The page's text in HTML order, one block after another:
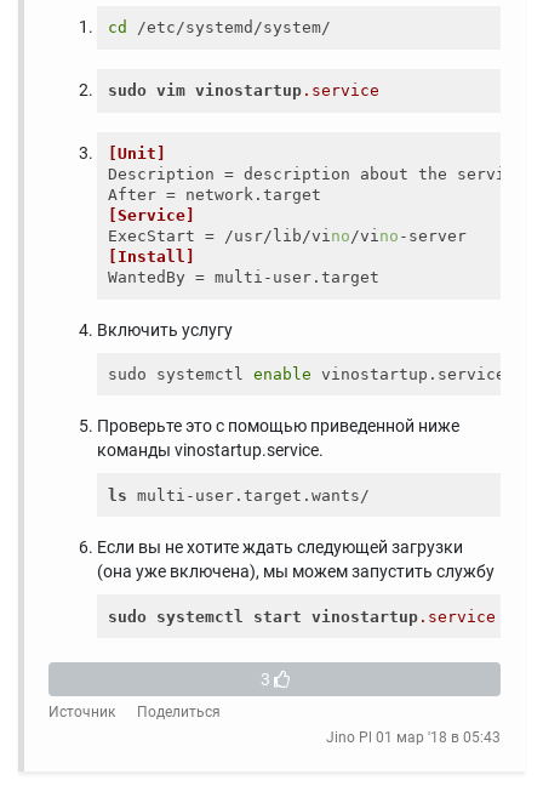
cd
sudo vim vinostartup .service
[Unit]
Description
After
[Service]
ExecStart = /usr/lib/vino/vino
[Install]
WantedBy
Включить услугу
sudo systemctl enable
Проверьте это с помощью приведенной ниже
команды vinostartup.service.
ls
Если вы не хотите ждать следующей загрузки
(она уже включена), мы можем запустить службу
sudo systemctl start vinostartup .service
3
Источник
Поделиться
Jino Pl 01 мар '18 в 05:43